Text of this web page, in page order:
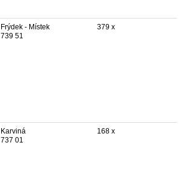
Frýdek - Místek
739 51
379 x
Karviná
737 01
168 x